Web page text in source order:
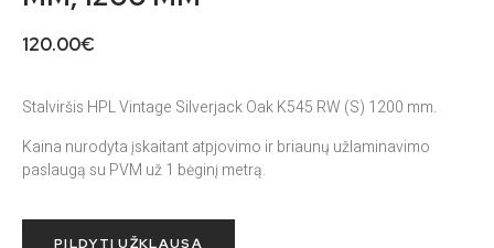
120.00€
Stalviršis HPL Vintage Silverjack Oak K545 RW (S) 1200 mm.
Kaina nurodyta įskaitant atpjovimo ir briaunų užlaminavimo
paslaugą su PVM už 1 bėginį metrą.
PILDYTI UŽKLAUSĄ